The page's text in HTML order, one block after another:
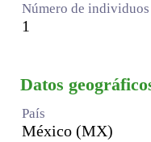
Número de
1
Datos
País
México (MX)